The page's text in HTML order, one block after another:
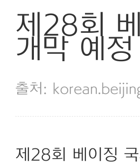
제28회
개막 예정
제28회 베이징